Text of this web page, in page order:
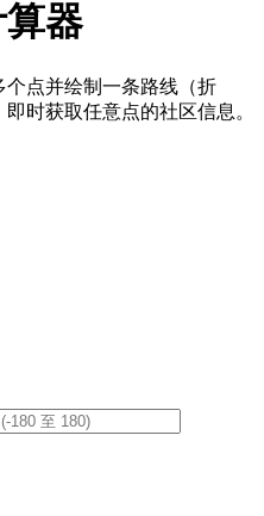
器
点并绘制一条路线（折
时获取任意点的社区信息。